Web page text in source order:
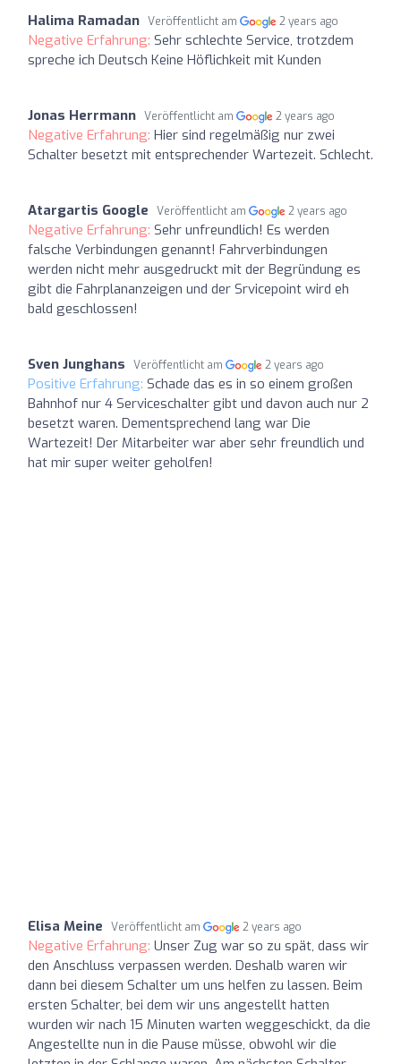
Halima Ramadan Veröffentlicht am 2 years ago
Negative Erfahrung: Sehr schlechte Service, trotzdem
spreche ich Deutsch Keine Höflichkeit mit Kunden
Jonas Herrmann Veröffentlicht am 2 years ago
Negative Erfahrung: Hier sind regelmäßig nur zwei
Schalter besetzt mit entsprechender Wartezeit. Schlecht.
Atargartis Google Veröffentlicht am 2 years ago
Negative Erfahrung: Sehr unfreundlich! Es werden
falsche Verbindungen genannt! Fahrverbindungen
werden nicht mehr ausgedruckt mit der Begründung es
gibt die Fahrplananzeigen und der Srvicepoint wird eh
bald geschlossen!
Sven Junghans Veröffentlicht am 2 years ago
Positive Erfahrung: Schade das es in so einem großen
Bahnhof nur 4 Serviceschalter gibt und davon auch nur 2
besetzt waren. Dementsprechend lang war Die
Wartezeit! Der Mitarbeiter war aber sehr freundlich und
hat mir super weiter geholfen!
Elisa Meine Veröffentlicht am 2 years ago
Negative Erfahrung: Unser Zug war so zu spät, dass wir
den Anschluss verpassen werden. Deshalb waren wir
dann bei diesem Schalter um uns helfen zu lassen. Beim
ersten Schalter, bei dem wir uns angestellt hatten
wurden wir nach 15 Minuten warten weggeschickt, da die
Angestellte nun in die Pause müsse, obwohl wir die